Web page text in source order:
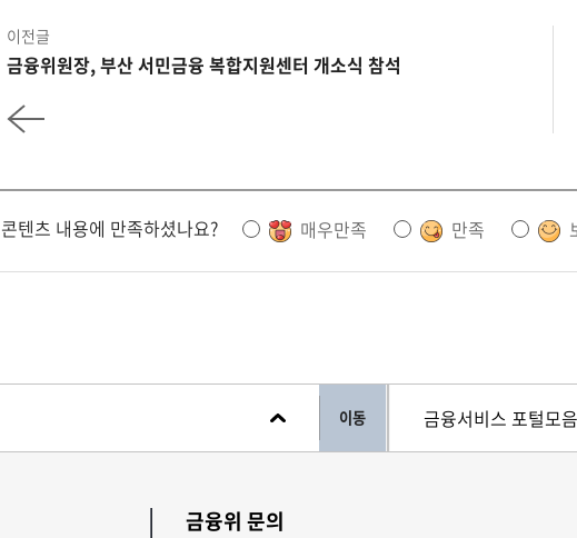
이전글
금융위원장, 부산 서민금융 복합지원센터 개소식 참석
콘텐츠 내용에 만족하셨나요? 매우만족 만족
이동
금융위 문의